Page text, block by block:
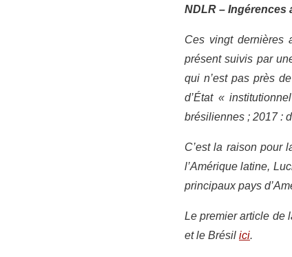
NDLR – Ingérences
Ces vingt dernières
présent suivis par
qui n’est pas près
d’État «
brésiliennes ; 2017 :
C’est la raison pour
l’Amérique latine,
principaux pays
Le premier article de
et le Brésil ici.